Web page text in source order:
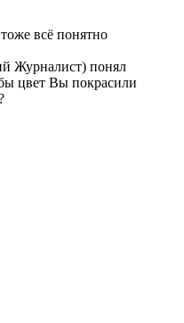
всё понятно
Журналист) понял
цвет Вы покрасили